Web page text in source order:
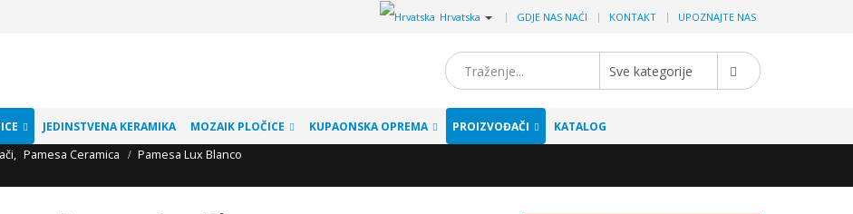
Hrvatska | GDJE NAS NAĆI KONTAKT UPOZNAJTE NAS
JEDINSTVENA KERAMIKA MOZAIK PLOČICE KUPAONSKA OPREMA PROIZVOĐAČI
KATALOG
, Pamesa Ceramica Pamesa Lux Blanco